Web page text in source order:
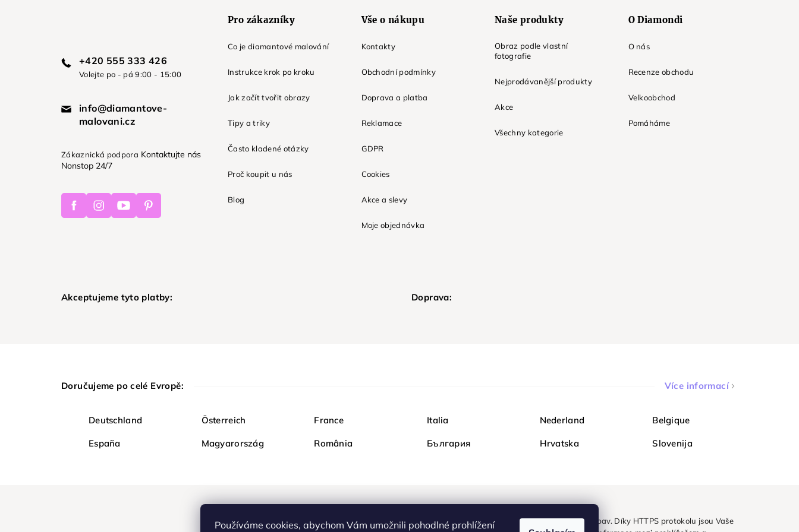
Používáme cookies, abychom Vám umožnili pohodlné prohlížení
+420 555 333 426
Volejte po - pá 9:00 - 15:00
info@diamantove-
malovani.cz
Zákaznická podpora Kontaktujte nás
Nonstop 24/7
FacebookInstagramYoutubePinterest
Pro zákazníky
Co je diamantové malování
Instrukce krok po kroku
Jak začít tvořit obrazy
Tipy a triky
Často kladené otázky
Proč koupit u nás
Blog
Vše o nákupu
Kontakty
Obchodní podmínky
Doprava a platba
Reklamace
GDPR
Cookies
Akce a slevy
Moje objednávka
Naše produkty
Obraz podle vlastní
fotografie
Nejprodávanější produkty
Akce
Všechny kategorie
O Diamondi
O nás
Recenze obchodu
Velkoobchod
Pomáháme
Akceptujeme tyto platby: Doprava:
Doručujeme po celé Evropě: Více informací
Deutschland Österreich France Italia Nederland Belgique
España Magyarország România България Hrvatska Slovenija
Nakupujte na Diamondi bezpečně a bez obav. Díky HTTPS protokolu jsou Vaše